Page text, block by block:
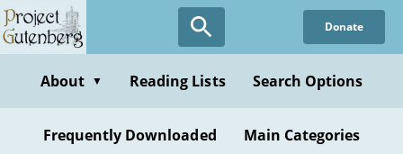
Skip
to
content
Donate
About ▼ Reading Lists Search Options
Frequently Downloaded Main Categories